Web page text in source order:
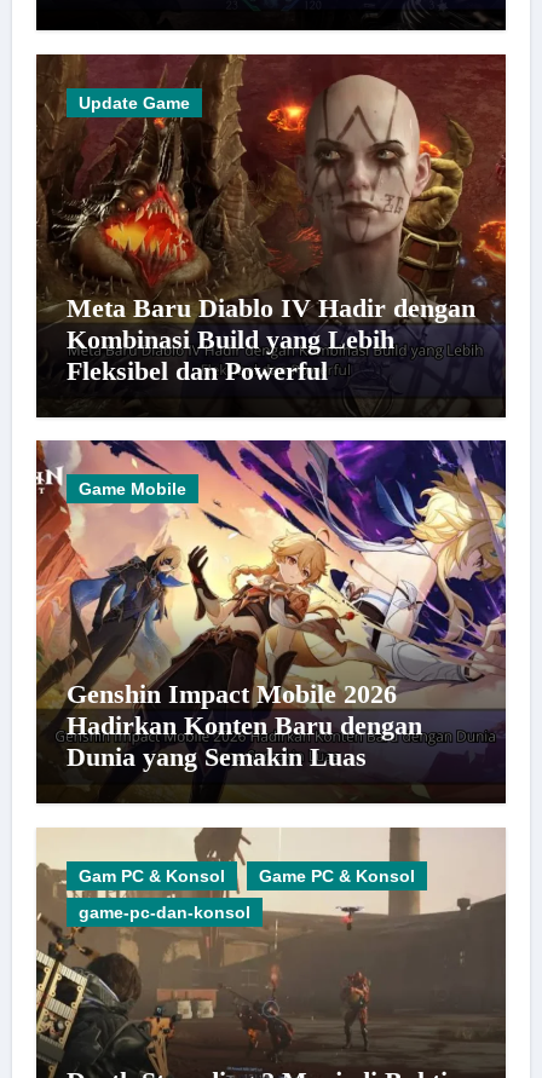
Update Game
Meta Baru Diablo IV Hadir dengan
Kombinasi Build yang Lebih
Fleksibel dan Powerful
Game Mobile
Genshin Impact Mobile 2026
Hadirkan Konten Baru dengan
Dunia yang Semakin Luas
Gam PC & Konsol
Game PC & Konsol
game-pc-dan-konsol